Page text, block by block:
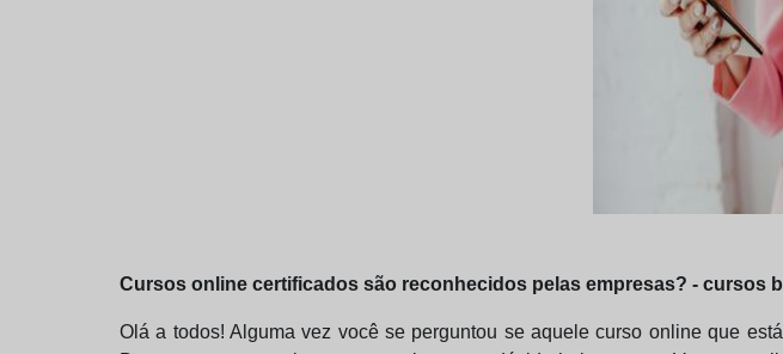
Cursos online certificados são reconhecidos pelas empresas? - cursos
Olá a todos! Alguma vez você se perguntou se aquele curso online que